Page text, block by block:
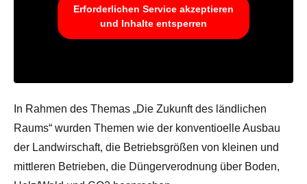
Erforderlichen Service akzeptieren
und Inhalte entsperren
In Rahmen des Themas „Die Zukunft des ländlichen
Raums“ wurden Themen wie der konventioelle Ausbau
der Landwirschaft, die Betriebsgrößen von kleinen und
mittleren Betrieben, die Düngerverodnung über Boden,